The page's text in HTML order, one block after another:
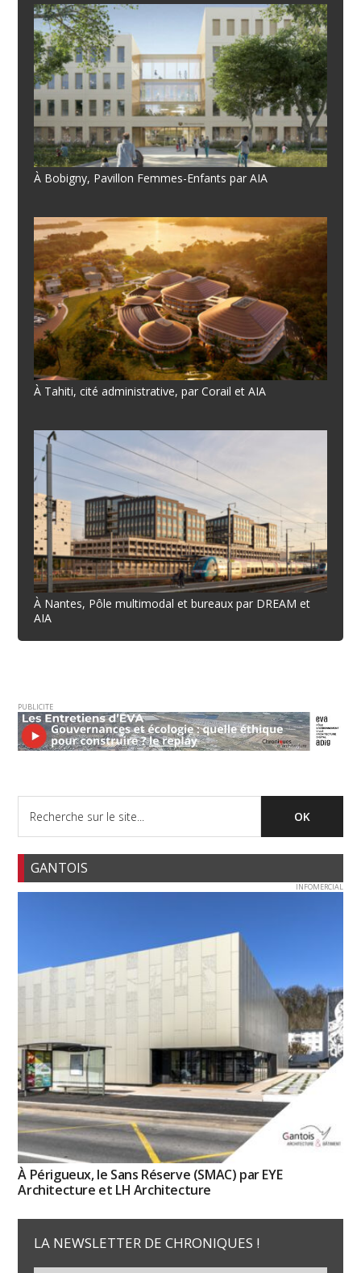
À Bobigny, Pavillon Femmes-Enfants par AIA
À Tahiti, cité administrative, par Corail et AIA
À Nantes, Pôle multimodal et bureaux par DREAM et
AIA
PUBLICITE
GANTOIS
INFOMERCIAL
À Périgueux, le Sans Réserve (SMAC) par EYE
Architecture et LH Architecture
LA NEWSLETTER DE CHRONIQUES !